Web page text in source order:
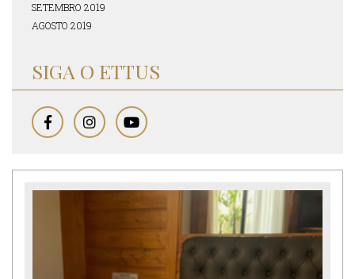
SETEMBRO 2019
AGOSTO 2019
SIGA O ETTUS